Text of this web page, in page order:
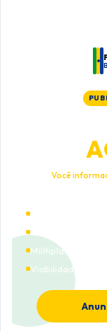
Você
Cobertura nacional
Múltiplas
Visibilidade